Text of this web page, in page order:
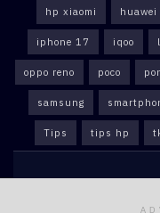
hp xiaomi huawei
iphone 17 iqoo
oppo reno poco
samsung
Tips tips hp